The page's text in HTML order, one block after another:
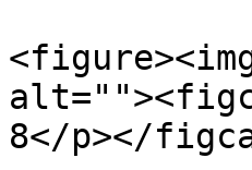
8</p></